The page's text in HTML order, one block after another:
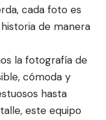
cada foto es
de manera
la fotografía de
cómoda y
hasta
este equipo